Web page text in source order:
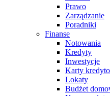
Prawo
Zarządzanie
Poradniki
Finanse
Notowania
Kredyty
Inwestycje
Karty
Lokaty
Budżet